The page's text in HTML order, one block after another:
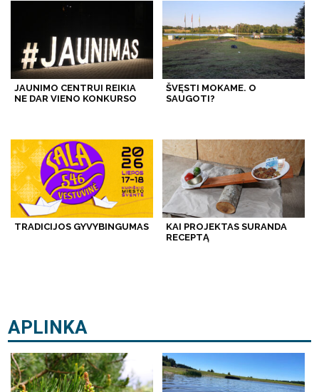
JAUNIMO CENTRUI REIKIA
NE DAR VIENO KONKURSO
ŠVĘSTI MOKAME. O
SAUGOTI?
TRADICIJOS GYVYBINGUMAS
KAI PROJEKTAS SURANDA
RECEPTĄ
APLINKA